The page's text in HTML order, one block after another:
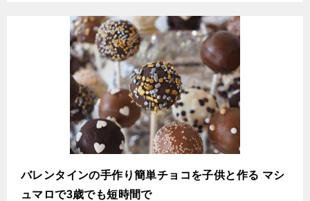
バレンタインの手作り簡単チョコを子供と作る マシ
ュマロで3歳でも短時間で